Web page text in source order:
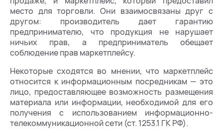
место для торговли. Они взаимосвязаны друг с
другом: производитель дает гарантию
предпринимателю, что продукция не нарушает
ничьих прав, а предприниматель обещает
соблюдение прав маркетплейсу.
Некоторые сходятся во мнении, что маркетплейс
относится к информационным посредникам — это
лицо, предоставляющее возможность размещения
материала или информации, необходимой для его
получения с использованием информационно-
телекоммуникационной сети (ст. 1253.1 ГК РФ).